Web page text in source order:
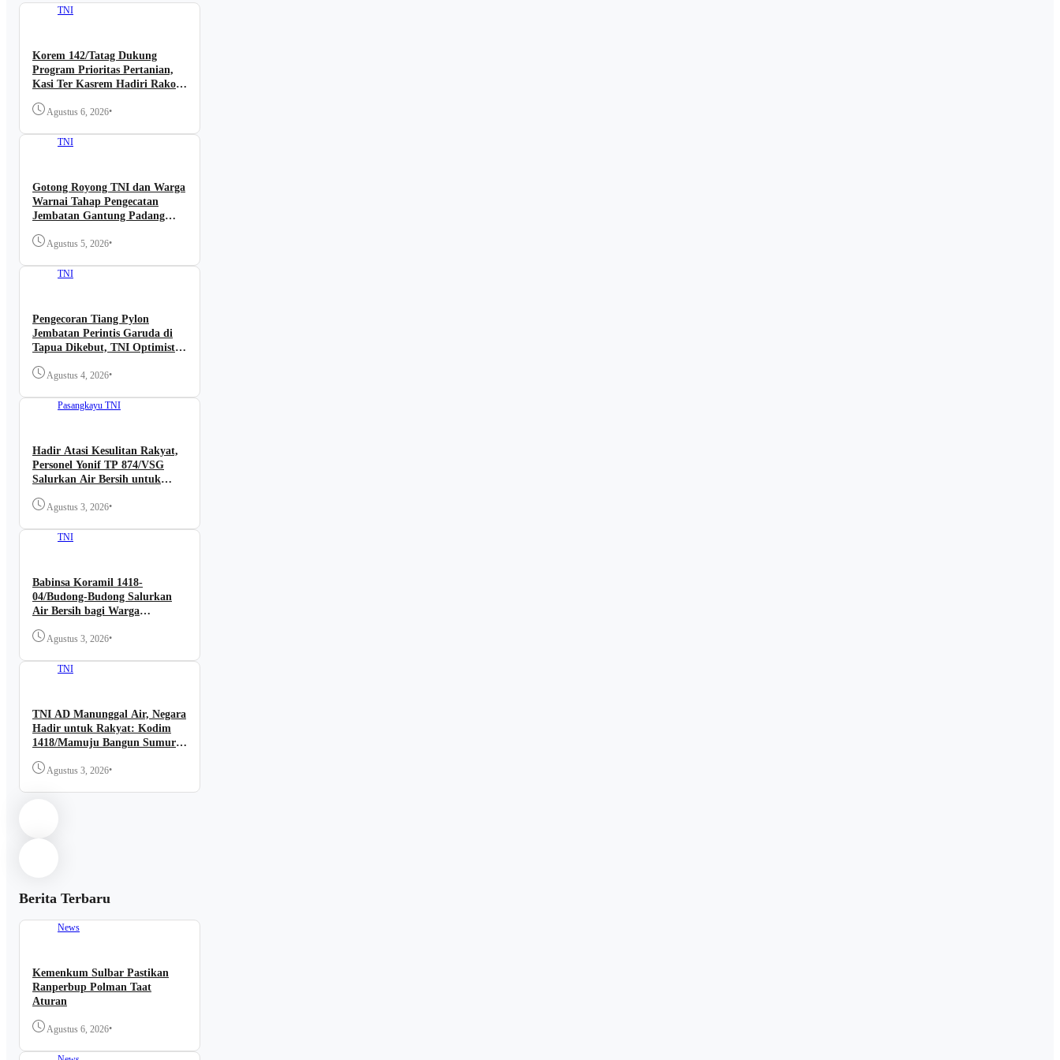
TNI
Korem 142/Tatag Dukung
Program Prioritas Pertanian,
Kasi Ter Kasrem Hadiri Rakor
dan Mitigasi Kekeringan Sulbar
Agustus 6, 2026•
TNI
Gotong Royong TNI dan Warga
Warnai Tahap Pengecatan
Jembatan Gantung Padang
Agustus 5, 2026•
TNI
Pengecoran Tiang Pylon
Jembatan Perintis Garuda di
Tapua Dikebut, TNI Optimistis
Agustus 4, 2026•
Pasangkayu TNI
Hadir Atasi Kesulitan Rakyat,
Personel Yonif TP 874/VSG
Salurkan Air Bersih untuk
Agustus 3, 2026•
TNI
Babinsa Koramil 1418-
04/Budong-Budong Salurkan
Air Bersih bagi Warga
Agustus 3, 2026•
TNI
TNI AD Manunggal Air, Negara
Hadir untuk Rakyat: Kodim
1418/Mamuju Bangun Sumur
Agustus 3, 2026•
Berita Terbaru
News
Kemenkum Sulbar Pastikan
Ranperbup Polman Taat
Aturan
Agustus 6, 2026•